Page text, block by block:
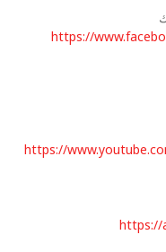
https://
https://
https://